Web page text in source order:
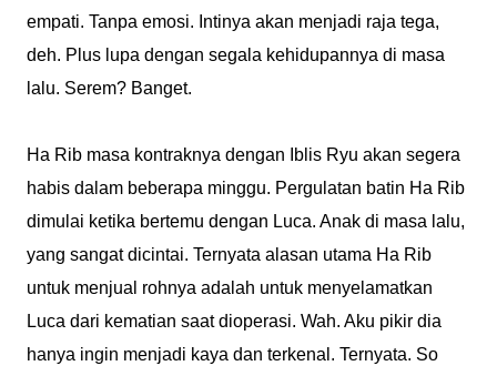
empati. Tanpa emosi. Intinya akan menjadi raja tega,
deh. Plus lupa dengan segala kehidupannya di masa
lalu. Serem? Banget.
Ha Rib masa kontraknya dengan Iblis Ryu akan segera
habis dalam beberapa minggu. Pergulatan batin Ha Rib
dimulai ketika bertemu dengan Luca. Anak di masa lalu,
yang sangat dicintai. Ternyata alasan utama Ha Rib
untuk menjual rohnya adalah untuk menyelamatkan
Luca dari kematian saat dioperasi. Wah. Aku pikir dia
hanya ingin menjadi kaya dan terkenal. Ternyata. So